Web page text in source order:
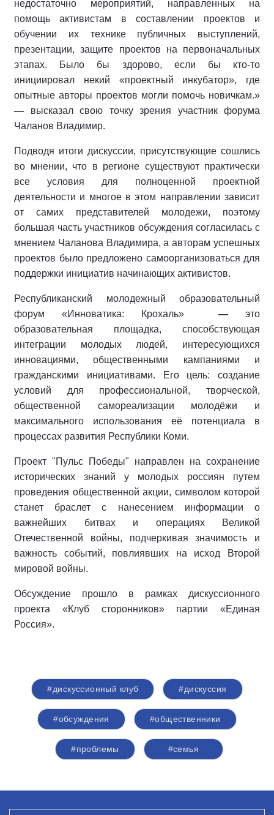
недостаточно мероприятий, направленных на
помощь активистам в составлении проектов и
обучении их технике публичных выступлений,
презентации, защите проектов на первоначальных
этапах. Было бы здорово, если бы кто-то
инициировал некий «проектный инкубатор», где
опытные авторы проектов могли помочь новичкам.»
— высказал свою точку зрения участник форума
Чаланов Владимир.
Подводя итоги дискуссии, присутствующие сошлись
во мнении, что в регионе существуют практически
все условия для полноценной проектной
деятельности и многое в этом направлении зависит
от самих представителей молодежи, поэтому
большая часть участников обсуждения согласилась с
мнением Чаланова Владимира, а авторам успешных
проектов было предложено самоорганизоваться для
поддержки инициатив начинающих активистов.
Республиканский молодежный образовательный
форум «Инноватика: Крохаль» — это
образовательная площадка, способствующая
интеграции молодых людей, интересующихся
инновациями, общественными кампаниями и
гражданскими инициативами. Его цель: создание
условий для профессиональной, творческой,
общественной самореализации молодёжи и
максимального использования её потенциала в
процессах развития Республики Коми.
Проект "Пульс Победы" направлен на сохранение
исторических знаний у молодых россиян путем
проведения общественной акции, символом которой
станет браслет с нанесением информации о
важнейших битвах и операциях Великой
Отечественной войны, подчеркивая значимость и
важность событий, повлиявших на исход Второй
мировой войны.
Обсуждение прошло в рамках дискуссионного
проекта «Клуб сторонников» партии «Единая
Россия».
#дискуссионный клуб #дискуссия
#обсуждения #общественники
#проблемы #семья